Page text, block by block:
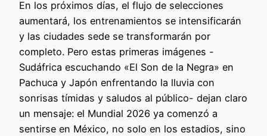
En los próximos días, el flujo de selecciones
aumentará, los entrenamientos se intensificarán
y las ciudades sede se transformarán por
completo. Pero estas primeras imágenes -
Sudáfrica escuchando «El Son de la Negra» en
Pachuca y Japón enfrentando la lluvia con
sonrisas tímidas y saludos al público- dejan claro
un mensaje: el Mundial 2026 ya comenzó a
sentirse en México, no solo en los estadios, sino